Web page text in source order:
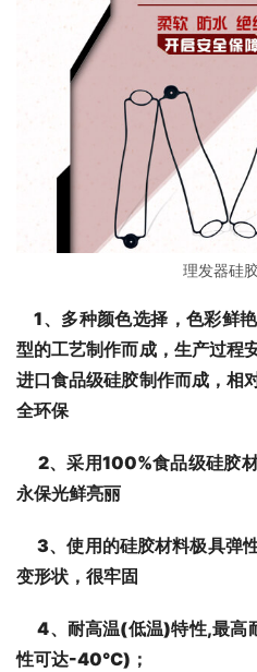
理发器硅
1、多种颜色选择，色彩鲜
型的工艺制作而成，生产过程
进口食品级硅胶制作而成，相
全环保
2、采用100%食品级硅胶材
永保光鲜亮丽
3、使用的硅胶材料极具弹
变形状，很牢固
4、耐高温(低温)特性,最
性可达-40℃)；